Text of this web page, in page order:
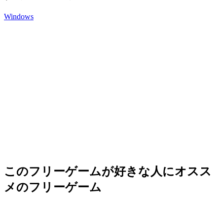
Windows
このフリーゲームが好きな人にオスス
メのフリーゲーム